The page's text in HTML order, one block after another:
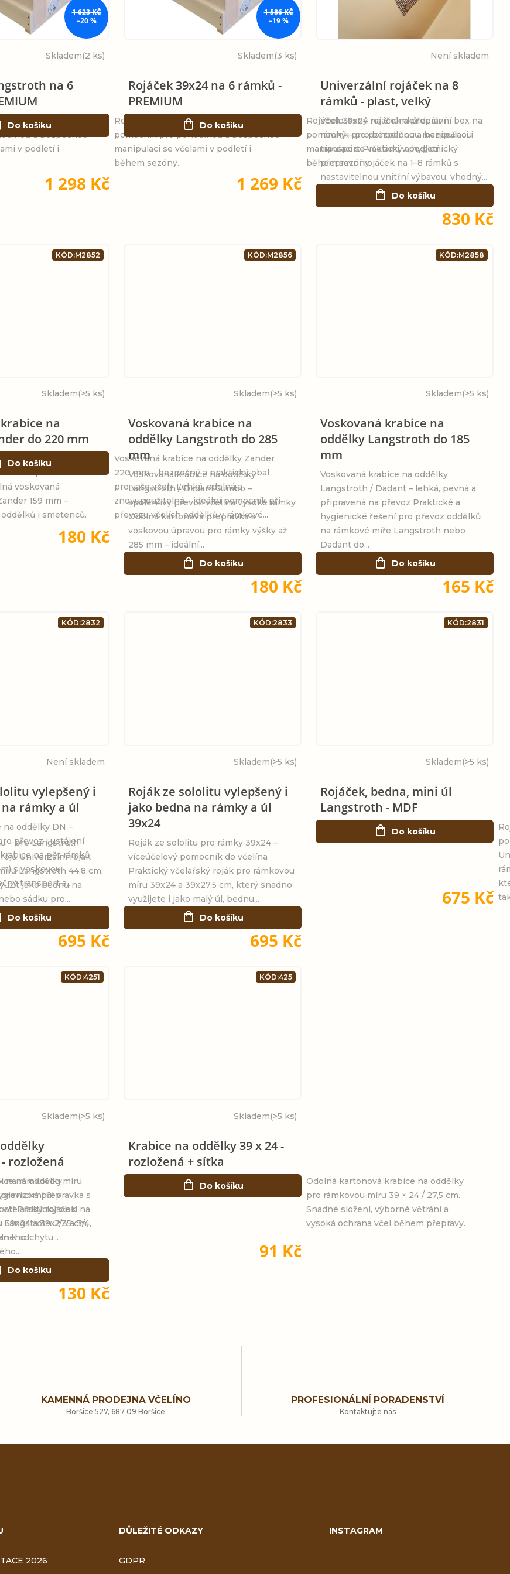
6 rámkůIdeální
a bezpečnou
v podletí i
1 623 KČ
–20 %
na 6
Skladem(2 ks)
1 298 Kč
Do košíku
Rojáček Langstroth na 6 rámkůIdeální
pomocník pro pohodlnou a bezpečnou
manipulaci se včelami v podletí i
během sezóny.
1 586 KČ
–19 %
Rojáček 39x24 na 6 rámků -
PREMIUM
Skladem(3 ks)
1 269 Kč
Do košíku
Rojáček 39x24 na 6 rámkůIdeální
pomocník pro pohodlnou a bezpečnou
manipulaci se včelami v podletí i
během sezóny.
Univerzální rojáček na 8
rámků - plast, velký
Není skladem
830 Kč
Do košíku
Včelotěsný rojáček a přepravní box na
rámky – pro bezpečnou manipulaci i
transport Praktický a hygienický
přepravní rojáček na 1–8 rámků s
nastavitelnou vnitřní výbavou, vhodný...
oddělky Zander –
včel v praktickém
voskovaná
159 mm –
i smetenců.
na
do 220 mm
Skladem(>5 ks)
180 Kč
Do košíku
Voskovaná krabice na oddělky Zander
220 mm – bezpečný a praktický obal
pro vaše včely Lehká, odolná a
znovupoužitelná – ideální pomocník při
převozu včelích oddělků v rámkové...
KÓD:M2852
Voskovaná krabice na
oddělky Langstroth do 285
mm
Skladem(>5 ks)
180 Kč
Do košíku
Voskovaná krabice na oddělky
Langstroth / Dadant Jumbo –
spolehlivý převoz včel na vysoké rámky
Odolná kartonová přepravka s
voskovou úpravou pro rámky výšky až
285 mm – ideální...
KÓD:M2856
Voskovaná krabice na
oddělky Langstroth do 185
mm
Skladem(>5 ks)
165 Kč
Do košíku
Voskovaná krabice na oddělky
Langstroth / Dadant – lehká, pevná a
připravená na převoz Praktické a
hygienické řešení pro převoz oddělků
na rámkové míře Langstroth nebo
Dadant do...
KÓD:M2858
na oddělky DN –
převoz i ustájení
na pět rámků
s voskovou
transport a...
vylepšený i
rámky a úl
Není skladem
695 Kč
Do košíku
– pro Langstroth
Univerzální roják
Langstroth 44,8 cm,
jako bednu na
sádku pro...
KÓD:2832
Roják ze sololitu vylepšený i
jako bedna na rámky a úl
39x24
Skladem(>5 ks)
695 Kč
Do košíku
Roják ze sololitu pro rámky 39x24 –
víceúčelový pomocník do včelína
Praktický včelařský roják pro rámkovou
míru 39x24 a 39x27,5 cm, který snadno
využijete i jako malý úl, bednu...
KÓD:2833
Rojáček, bedna, mini úl
Langstroth - MDF
Skladem(>5 ks)
675 Kč
Do košíku
KÓD:2831
na rámkovou míru
úl v
rojáček
a 39x27,5 cm,
k odchytu...
rozložená
Skladem(>5 ks)
130 Kč
Do košíku
na oddělky
přepravka s
Praktický obal na
Langstroth 2/3 a 3/4,
KÓD:4251
Krabice na oddělky 39 x 24 -
rozložená + síťka
Skladem(>5 ks)
91 Kč
Do košíku
Odolná kartonová krabice na oddělky
pro rámkovou míru 39 × 24 / 27,5 cm.
Snadné složení, výborné větrání a
vysoká ochrana včel během přepravy.
KÓD:425
á
p
r
KAMENNÁ PRODEJNA VČELÍNO
Boršice 527, 687 09 Boršice
PROFESIONÁLNÍ PORADENSTVÍ
Kontaktujte nás
2026
DŮLEŽITÉ ODKAZY
GDPR
INSTAGRAM